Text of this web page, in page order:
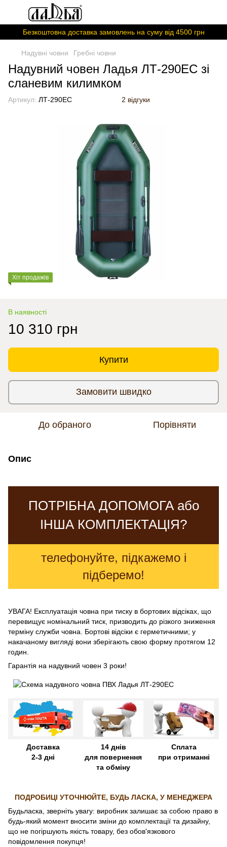
Безкоштовна доставка замовлень на суму вiд 4500 грн
Надувні човни Гребні човни
Надувний човен Ладья ЛТ-290ЕС зі
сланевим килимком
Артикул: ЛТ-290ЕС 2 відгуки
Хіт продажів
В наявності
10 310 грн
Купити
Замовити швидко
До обраного Порівняти
Опис
ПОТРІБНА ДОПОМОГА або
ІНША КОМПЛЕКТАЦІЯ?
телефонуйте, підкажемо і
підберемо!
УВАГА! Експлуатація човна при тиску в бортових відсіках, що
перевищує номінальний тиск, призводить до різкого зниження
терміну служби човна. Бортові відсіки є герметичними; у
накачаному вигляді вони зберігають свою форму протягом 12
годин.
Гарантія на надувний човен 3 роки!
Доставка
2-3 дні
14 днів
для повернення
та обміну
Сплата
при отриманні
ПОДРОБИЦІ УТОЧНЮЙТЕ, БУДЬ ЛАСКА, У МЕНЕДЖЕРА
Будьласка, зверніть увагу: виробник залишає за собою право в
будь-який момент вносити зміни до комплектації та дизайну,
що не погіршують якість товару, без обов'язкового
повідомлення покупця!